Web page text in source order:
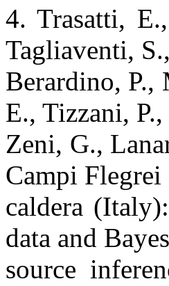
4. Trasatti,
Tagliaventi, S.,
Berardino, P.,
E., Tizzani, P.,
Zeni, G.,
Campi Flegrei
caldera
data and
source